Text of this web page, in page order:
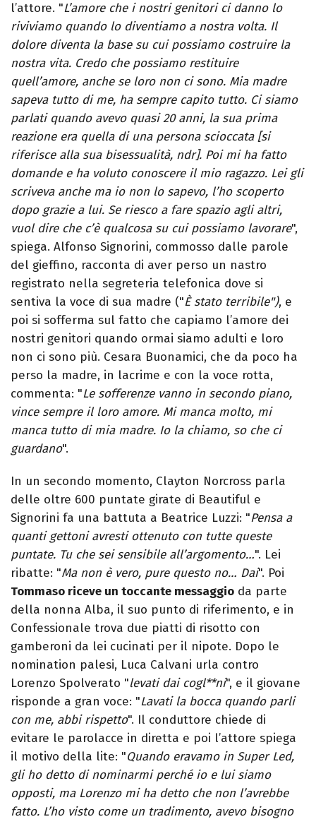
l’attore. "L’amore che i nostri genitori ci danno lo
riviviamo quando lo diventiamo a nostra volta. Il
dolore diventa la base su cui possiamo costruire la
nostra vita. Credo che possiamo restituire
quell’amore, anche se loro non ci sono. Mia madre
sapeva tutto di me, ha sempre capito tutto. Ci siamo
parlati quando avevo quasi 20 anni, la sua prima
reazione era quella di una persona scioccata [si
riferisce alla sua bisessualità, ndr]. Poi mi ha fatto
domande e ha voluto conoscere il mio ragazzo. Lei gli
scriveva anche ma io non lo sapevo, l’ho scoperto
dopo grazie a lui. Se riesco a fare spazio agli altri,
vuol dire che c’è qualcosa su cui possiamo lavorare",
spiega. Alfonso Signorini, commosso dalle parole
del gieffino, racconta di aver perso un nastro
registrato nella segreteria telefonica dove si
sentiva la voce di sua madre ("È stato terribile"), e
poi si sofferma sul fatto che capiamo l’amore dei
nostri genitori quando ormai siamo adulti e loro
non ci sono più. Cesara Buonamici, che da poco ha
perso la madre, in lacrime e con la voce rotta,
commenta: "Le sofferenze vanno in secondo piano,
vince sempre il loro amore. Mi manca molto, mi
manca tutto di mia madre. Io la chiamo, so che ci
guardano".
In un secondo momento, Clayton Norcross parla
delle oltre 600 puntate girate di Beautiful e
Signorini fa una battuta a Beatrice Luzzi: "Pensa a
quanti gettoni avresti ottenuto con tutte queste
puntate. Tu che sei sensibile all’argomento…". Lei
ribatte: "Ma non è vero, pure questo no… Dai". Poi
Tommaso riceve un toccante messaggio da parte
della nonna Alba, il suo punto di riferimento, e in
Confessionale trova due piatti di risotto con
gamberoni da lei cucinati per il nipote. Dopo le
nomination palesi, Luca Calvani urla contro
Lorenzo Spolverato "levati dai cogl**ni", e il giovane
risponde a gran voce: "Lavati la bocca quando parli
con me, abbi rispetto". Il conduttore chiede di
evitare le parolacce in diretta e poi l’attore spiega
il motivo della lite: "Quando eravamo in Super Led,
gli ho detto di nominarmi perché io e lui siamo
opposti, ma Lorenzo mi ha detto che non l’avrebbe
fatto. L’ho visto come un tradimento, avevo bisogno